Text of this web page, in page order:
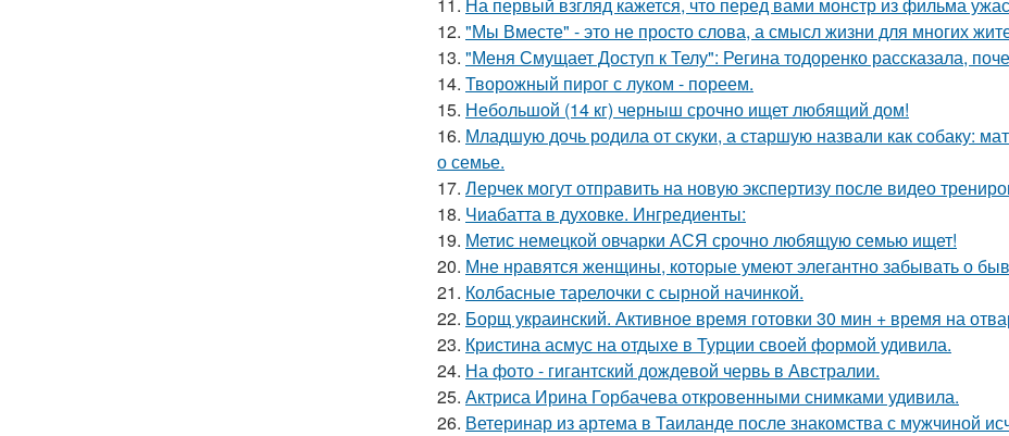
12. "Мы Вместе" - это не просто слова, а смысл жизни для многих
13. "Меня Смущает Доступ к Телу": Регина тодоренко рассказала,
14. Творожный пирог с луком - пореем.
15. Небольшой (14 кг) черныш срочно ищет любящий дом!
16. Младшую дочь родила от скуки, а старшую назвали как собаку:
о семье.
17. Лерчек могут отправить на новую экспертизу после видео
18. Чиабатта в духовке. Ингредиенты:
19. Метис немецкой овчарки АСЯ срочно любящую семью ищет!
20. Мне нравятся женщины, которые умеют элегантно забывать о
21. Колбасные тарелочки с сырной начинкой.
22. Борщ украинский. Активное время готовки 30 мин + время на
23. Кристина асмус на отдыхе в Турции своей формой удивила.
24. На фото - гигантский дождевой червь в Австралии.
25. Актриса Ирина Горбачева откровенными снимками удивила.
26. Ветеринар из артема в Таиланде после знакомства с мужчиной